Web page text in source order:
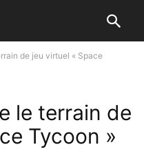
de jeu virtuel « Space
le terrain de
Tycoon »